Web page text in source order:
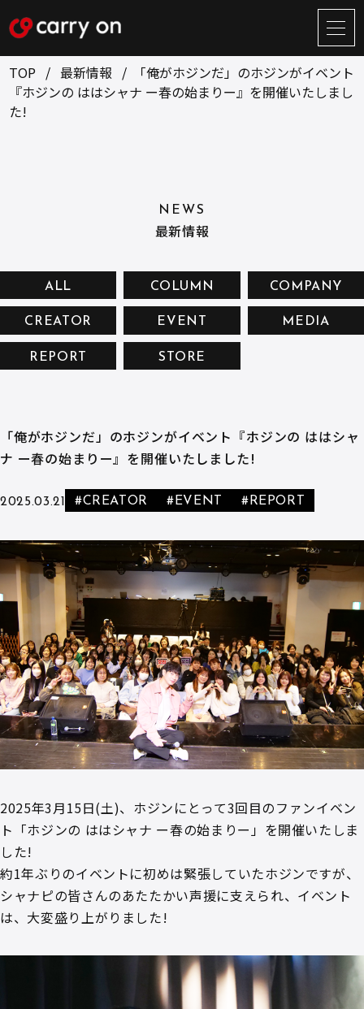
サ
イ
ト
メ
ニ
お問い合せ
プライバシーポリシー
TOP 最新情報
「俺がホジンだ」のホジンがイベント
『ホジンの ははシャナ ー春の始まりー』を開催いたしまし
た!
NEWS
最新情報
ALL COLUMN COMPANY
CREATOR EVENT MEDIA
REPORT STORE
「俺がホジンだ」のホジンがイベント『ホジンの ははシャ
ナ ー春の始まりー』を開催いたしました!
2025.03.21 #CREATOR #EVENT #REPORT
2025年3月15日(土)、ホジンにとって3回目のファンイベン
ト「ホジンの ははシャナ ー春の始まりー」を開催いたしま
した!
約1年ぶりのイベントに初めは緊張していたホジンですが、
シャナピの皆さんのあたたかい声援に支えられ、イベント
は、大変盛り上がりました!